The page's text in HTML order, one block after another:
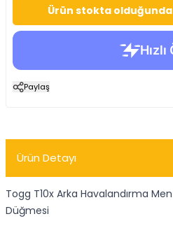
Ürün stokta
Paylaş
Ürün Detayı
Togg T10x Arka Havalandırma
Düğmesi